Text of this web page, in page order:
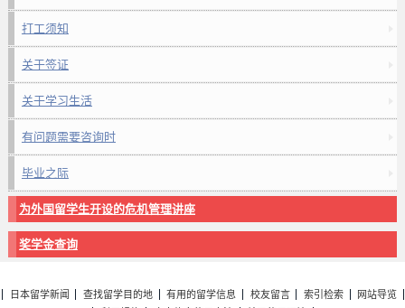
打工须知
关于签证
关于学习生活
有问题需要咨询时
毕业之际
为外国留学生开设的危机管理讲座
奖学金查询
日本留学新闻 查找留学目的地 有用的留学信息 校友留言 索引检索
网站导览